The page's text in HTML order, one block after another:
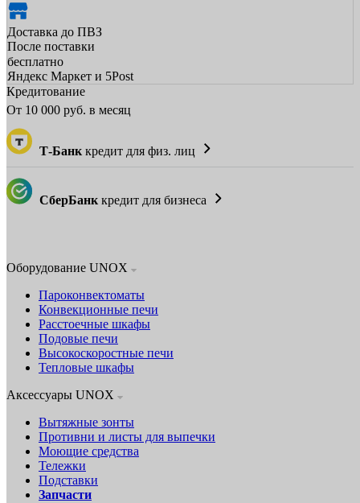
Доставка до ПВЗ
После поставки
бесплатно
Яндекс Маркет и 5Post
Кредитование
От 10 000 руб. в месяц
Т-Банк кредит для физ. лиц
СберБанк кредит для бизнеса
Оборудование UNOX
Пароконвектоматы
Конвекционные печи
Расстоечные шкафы
Подовые печи
Высокоскоростные печи
Тепловые шкафы
Аксессуары UNOX
Вытяжные зонты
Противни и листы для выпечки
Моющие средства
Тележки
Подставки
Запчасти